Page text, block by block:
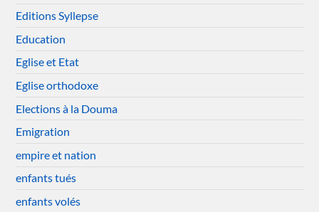
Editions Syllepse
Education
Eglise et Etat
Eglise orthodoxe
Elections à la Douma
Emigration
empire et nation
enfants tués
enfants volés